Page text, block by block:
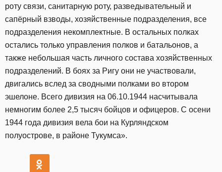
роту связи, санитарную роту, разведывательный и
сапёрный взводы, хозяйственные подразделения, все
подразделения некомплектные. В остальных полках
остались только управления полков и батальонов, а
также небольшая часть личного состава хозяйственных
подразделений. В боях за Ригу они не участвовали,
двигались вслед за сводными полками во втором
эшелоне. Всего дивизия на 06.10.1944 насчитывала
немногим более 2,5 тысяч бойцов и офицеров. С осени
1944 года дивизия вела бои на Курляндском
полуострове, в районе Тукумса».